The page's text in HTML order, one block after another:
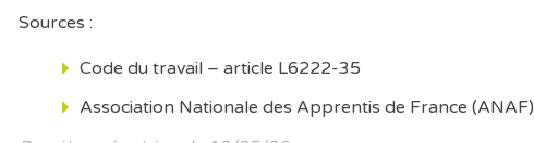
Sources :
Code du travail – article L6222-35
Association Nationale des Apprentis de France (ANAF)